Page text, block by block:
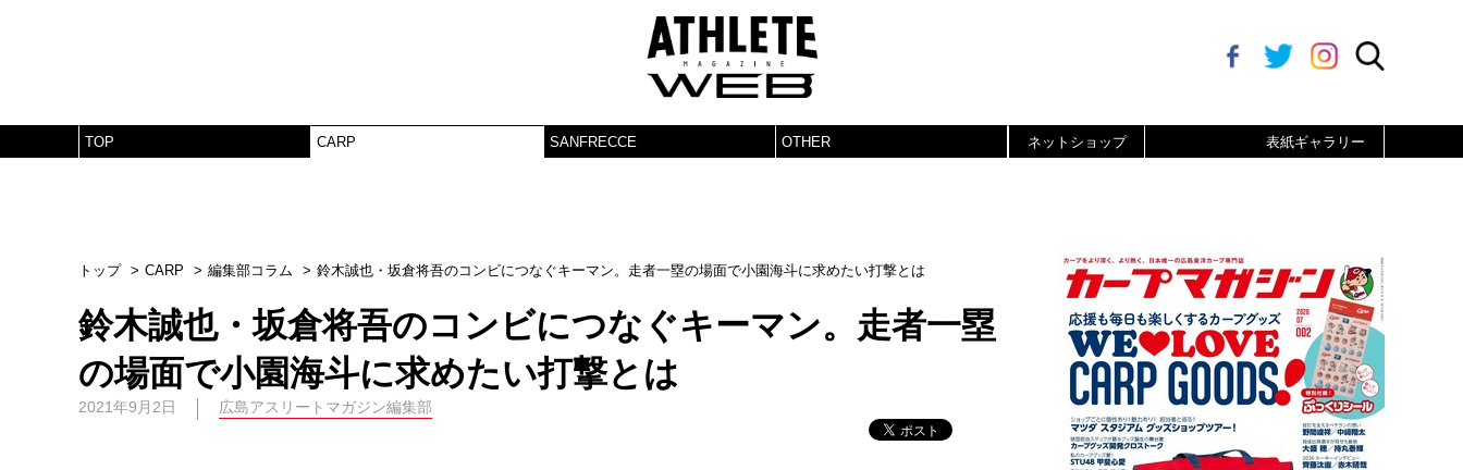
TOP CARP SANFRECCE OTHER ネットショップ 表紙ギャラリー
トップ CARP 編集部コラム 鈴木誠也・坂倉将吾のコンビにつなぐキーマン。走者一塁の場面で小園海斗に求めたい打撃とは
鈴木誠也・坂倉将吾のコンビにつなぐキーマン。走者一塁
の場面で小園海斗に求めたい打撃とは
2021年9月2日 広島アスリートマガジン編集部